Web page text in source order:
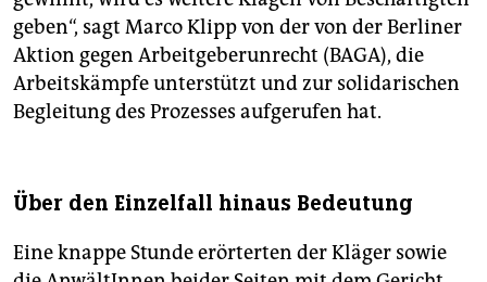
geben“, sagt Marco Klipp von der von der Berliner
Aktion gegen Arbeitgeberunrecht (BAGA), die
Arbeitskämpfe unterstützt und zur solidarischen
Begleitung des Prozesses aufgerufen hat.
Über den Einzelfall hinaus Bedeutung
Eine knappe Stunde erörterten der Kläger sowie